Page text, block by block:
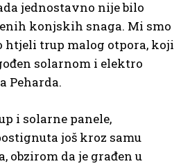
jednostavno nije bilo
konjskih snaga. Mi smo
htjeli trup malog otpora, koji
solarnom i elektro
Peharda.
i solarne panele,
još kroz samu
obzirom da je građen u